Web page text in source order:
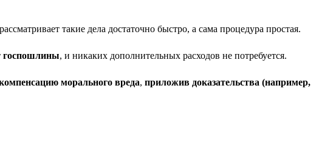
такие дела достаточно быстро, а сама процедура простая.
госпошлины, и никаких дополнительных расходов не потребуется.
морального вреда, приложив доказательства (например,